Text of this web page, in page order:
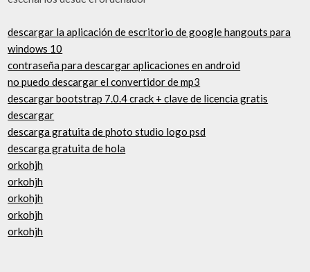
descargar la aplicación de escritorio de google hangouts para
windows 10
contraseña para descargar aplicaciones en android
no puedo descargar el convertidor de mp3
descargar bootstrap 7.0.4 crack + clave de licencia gratis
descargar
descarga gratuita de photo studio logo psd
descarga gratuita de hola
orkohjh
orkohjh
orkohjh
orkohjh
orkohjh